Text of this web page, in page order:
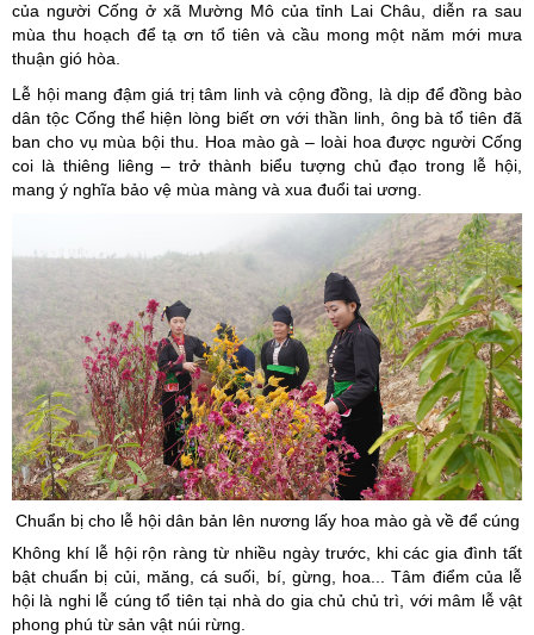
của người Cống ở xã Mường Mô của tỉnh Lai Châu, diễn ra sau
mùa thu hoạch để tạ ơn tổ tiên và cầu mong một năm mới mưa
thuận gió hòa.
Lễ hội mang đậm giá trị tâm linh và cộng đồng, là dịp để đồng bào
dân tộc Cống thể hiện lòng biết ơn với thần linh, ông bà tổ tiên đã
ban cho vụ mùa bội thu. Hoa mào gà – loài hoa được người Cống
coi là thiêng liêng – trở thành biểu tượng chủ đạo trong lễ hội,
mang ý nghĩa bảo vệ mùa màng và xua đuổi tai ương.
Chuẩn bị cho lễ hội dân bản lên nương lấy hoa mào gà về để cúng
Không khí lễ hội rộn ràng từ nhiều ngày trước, khi các gia đình tất
bật chuẩn bị củi, măng, cá suối, bí, gừng, hoa... Tâm điểm của lễ
hội là nghi lễ cúng tổ tiên tại nhà do gia chủ chủ trì, với mâm lễ vật
phong phú từ sản vật núi rừng.